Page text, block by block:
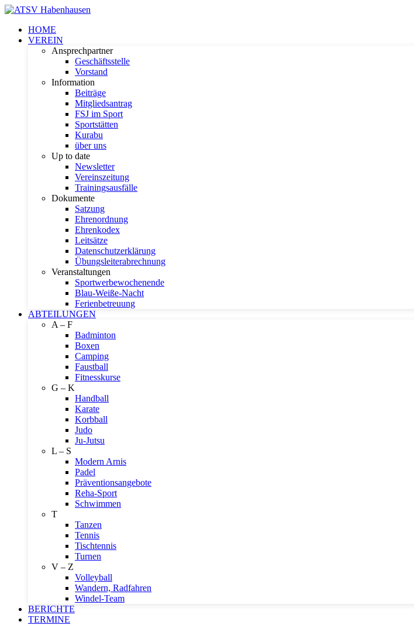
HOME
VEREIN
Ansprechpartner
Geschäftsstelle
Vorstand
Information
Beiträge
Mitgliedsantrag
FSJ im Sport
Sportstätten
Kurabu
über uns
Up to date
Newsletter
Vereinszeitung
Trainingsausfälle
Dokumente
Satzung
Ehrenordnung
Ehrenkodex
Leitsätze
Datenschutzerklärung
Übungsleiterabrechnung
Veranstaltungen
Sportwerbewochenende
Blau-Weiße-Nacht
Ferienbetreuung
ABTEILUNGEN
A – F
Badminton
Boxen
Camping
Faustball
Fitnesskurse
G – K
Handball
Karate
Korbball
Judo
Ju-Jutsu
L – S
Modern Arnis
Padel
Präventionsangebote
Reha-Sport
Schwimmen
T
Tanzen
Tennis
Tischtennis
Turnen
V – Z
Volleyball
Wandern, Radfahren
Windel-Team
BERICHTE
TERMINE